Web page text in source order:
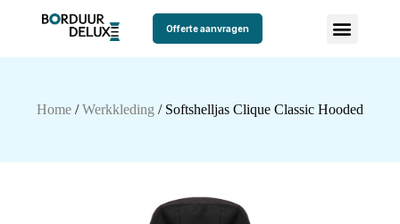
Offerte aanvragen
Home/Werkkleding / Softshelljas Clique Classic Hooded